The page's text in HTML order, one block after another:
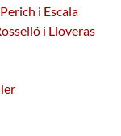
i Escala
i Lloveras